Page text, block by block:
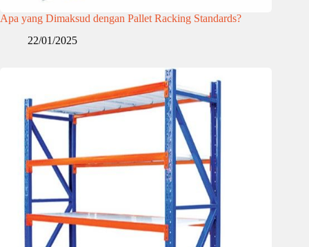
Apa yang Dimaksud dengan Pallet Racking Standards?
22/01/2025